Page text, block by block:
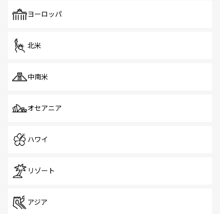
で、ホーカーズは地元の風情を楽しめる外せないスポット
ヨーロッパ
北米
中南米
オセアニア
ハワイ
リゾート
アジア